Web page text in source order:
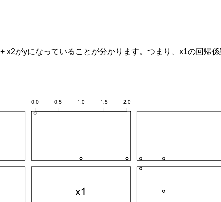
+x2がyになっていることが分かります。つまり、x1の回帰